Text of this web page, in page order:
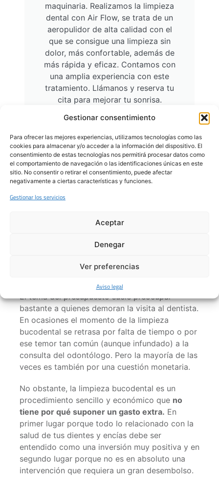
Gestionar consentimiento
Para ofrecer las mejores experiencias, utilizamos tecnologías como las
cookies para almacenar y/o acceder a la información del dispositivo. El
consentimiento de estas tecnologías nos permitirá procesar datos como
el comportamiento de navegación o las identificaciones únicas en este
sitio. No consentir o retirar el consentimiento, puede afectar
negativamente a ciertas características y funciones.
Gestionar los servicios
Aceptar
Denegar
Ver preferencias
Aviso legal
maquinaria. Realizamos la limpieza
dental con Air Flow, se trata de un
aeropulidor de alta calidad con el
que se consigue una limpieza sin
dolor, más confortable, además de
más rápida y eficaz. Contamos con
una amplia experiencia con este
tratamiento. Llámanos y reserva tu
cita para mejorar tu sonrisa.
Limpieza Dental en Logroño
Es más costoso tratar un
problema bucodental que
prevenir su aparición
El tema del presupuesto suele preocupar
bastante a quienes demoran la visita al dentista.
En ocasiones el momento de la limpieza
bucodental se retrasa por falta de tiempo o por
ese temor tan común (aunque infundado) a la
consulta del odontólogo. Pero la mayoría de las
veces es también por una cuestión monetaria.
No obstante, la limpieza bucodental es un
procedimiento sencillo y económico que no
tiene por qué suponer un gasto extra. En
primer lugar porque todo lo relacionado con la
salud de tus dientes y encías debe ser
entendido como una inversión muy positiva y en
segundo lugar porque no es en absoluto una
intervención que requiera un gran desembolso.